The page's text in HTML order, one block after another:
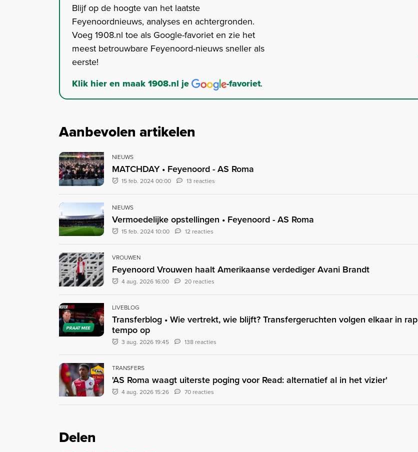
Blijf op de hoogte van het laatste
Feyenoordnieuws, analyses en achtergronden.
Voeg 1908.nl toe als Google-favoriet en zie het
meest betrouwbare Feyenoord-nieuws sneller als
eerste!
Klik hier en maak 1908.nl je -favoriet.
Aanbevolen artikelen
NIEUWS
MATCHDAY • Feyenoord - AS Roma
15 feb. 2024 00:00 13 reacties
NIEUWS
Vermoedelijke opstellingen • Feyenoord - AS Roma
15 feb. 2024 10:00 12 reacties
VROUWEN
Feyenoord Vrouwen haalt Amerikaanse verdediger Avani Brandt
4 aug. 2026 16:00 20 reacties
PRAAT MEE
LIVEBLOG
Transferblog • Wie vertrekt, wie blijft? Transfergeruchten volgen elkaar in rap
tempo op
3 aug. 2026 19:45 138 reacties
TRANSFERS
'AS Roma waagt uiterste poging voor Read: alternatief al in het vizier'
4 aug. 2026 15:26 70 reacties
Delen